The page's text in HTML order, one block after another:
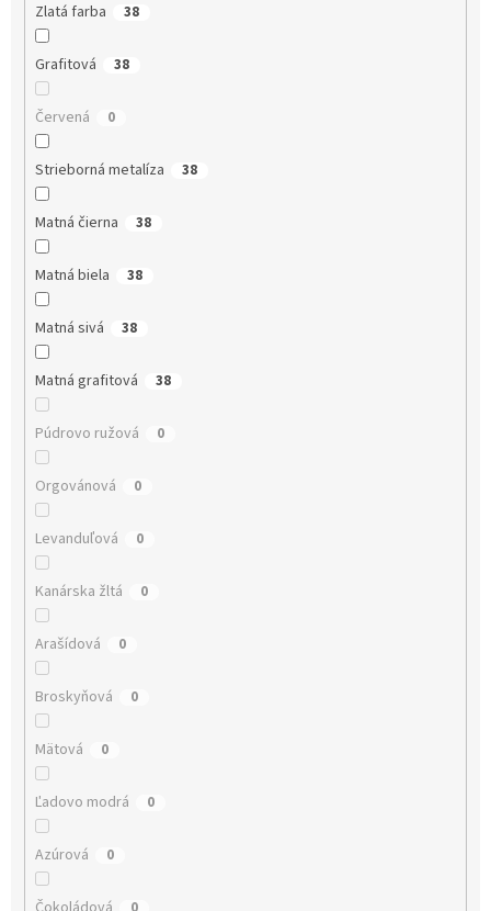
Zlatá farba 38
Grafitová 38
Červená 0
Strieborná metalíza 38
Matná čierna 38
Matná biela 38
Matná sivá 38
Matná grafitová 38
Púdrovo ružová 0
Orgovánová 0
Levanduľová 0
Kanárska žltá 0
Arašídová 0
Broskyňová 0
Mätová 0
Ľadovo modrá 0
Azúrová 0